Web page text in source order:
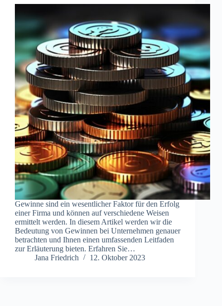
Gewinne sind ein wesentlicher Faktor für den Erfolg
einer Firma und können auf verschiedene Weisen
ermittelt werden. In diesem Artikel werden wir die
Bedeutung von Gewinnen bei Unternehmen genauer
betrachten und Ihnen einen umfassenden Leitfaden
zur Erläuterung bieten. Erfahren Sie…
Jana Friedrich
12. Oktober 2023